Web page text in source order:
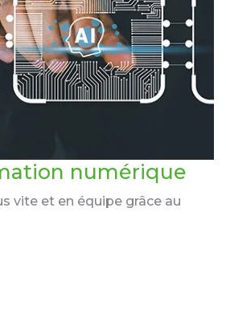
numérique
vite et en équipe grâce au